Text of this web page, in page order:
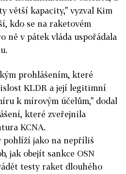
větší kapacity," vyzval Kim
kdo se na raketovém
ně v pátek vláda uspořádala
prohlášením, které
KLDR a její legitimní
k mírovým účelům," dodal
které zveřejnila
KCNA.
pohlíží jako na nepříliš
jak obejít sankce OSN
testy raket dlouhého